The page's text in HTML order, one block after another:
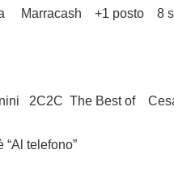
Marracash +1 posto 8
2C2C The Best of
“Al telefono”